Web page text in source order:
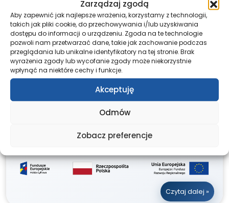
Zarządzaj zgodą
Aby zapewnić jak najlepsze wrażenia, korzystamy z technologii,
takich jak pliki cookie, do przechowywania i/lub uzyskiwania
dostępu do informacji o urządzeniu. Zgoda na te technologie
pozwoli nam przetwarzać dane, takie jak zachowanie podczas
przeglądania lub unikalne identyfikatory na tej stronie. Brak
wyrażenia zgody lub wycofanie zgody może niekorzystnie
wpłynąć na niektóre cechy i funkcje.
Akceptuję
Odmów
Zobacz preferencje
Budowa ogólnodostępnej platformy
wysokiej jakości i dostępności e-usług
publicznych w podmiotach leczniczych
utworzonych i nadzorowanych przez
Ministerstwo Obrony Narodowej
Ministerstwo Obrony Narodowej buduje system
publicznych usług świadczonych drogą
elektroniczną, służących zwiększeniu
komunikacyjnych dla poprawy jakości
Czytaj dalej »